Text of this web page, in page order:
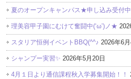
夏のオープンキャンパス★申し込み受付
理美容甲子園にむけて奮闘中(‘ω’)ノ★
スタリア恒例イベントBBQ(^^♪ 2026年6月
シャンプー実習✨ 2026年5月20日
4月１日より通信課程秋入学募集開始！！